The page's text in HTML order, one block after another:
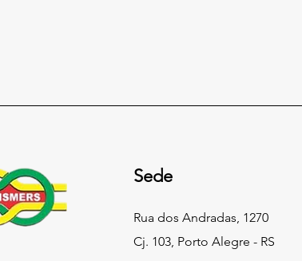
Sede
Rua dos Andradas, 1270
Cj. 103, Porto Alegre - RS